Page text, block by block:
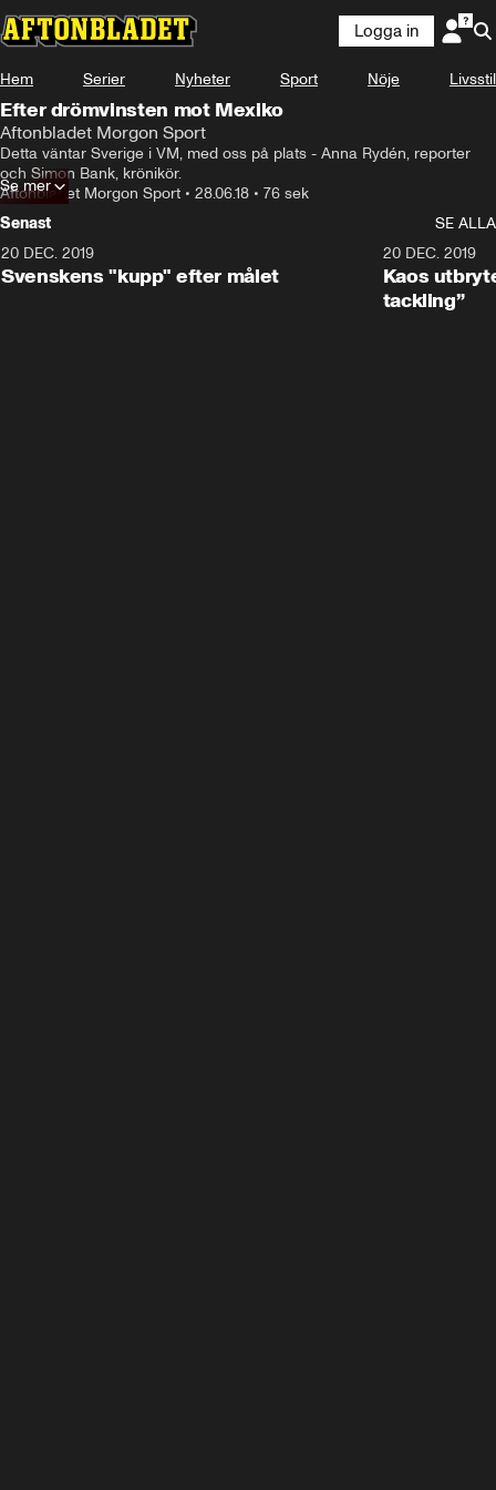
Logga in
Hem Serier Nyheter Sport Nöje Livsstil
Efter drömvinsten mot Mexiko
Aftonbladet Morgon Sport
Detta väntar Sverige i VM, med oss på plats - Anna Rydén, reporter
och Simon Bank, krönikör.
Aftonbladet Morgon Sport • 28.06.18 • 76 sek
Se mer
Senast
SE ALLA
20 DEC. 2019
Svenskens "kupp" efter målet
20 DEC. 2019
Kaos
tackling”